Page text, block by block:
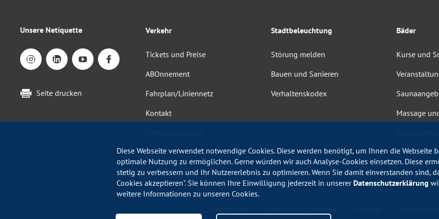
Verkehr
Tickets und Preise
ABOnnement
Fahrplan/Liniennetz
Kontakt
Bäder
Kurse und
Massage
Haus-,
Stadtbeleuchtung
Störung melden
Bauen und Sanieren
Verhaltenskodex
Unsere Netiquette
Seite drucken
Diese Webseite verwendet notwendige Cookies. Diese werden benötigt, um Ihnen die Webseite
optimale Nutzung zu ermöglichen. Gerne würden wir auch Analyse-Cookies einsetzen. Diese
stetig zu verbessern und Ihr Nutzererlebnis zu optimieren. Wenn Sie damit einverstanden sind,
Cookies akzeptieren". Sie können Ihre Einwilligung jederzeit in unserer Datenschutzerklärung
weitere Informationen zu unseren Cookies.